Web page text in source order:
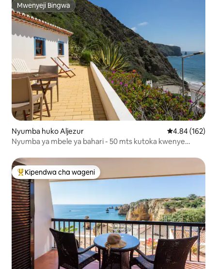
Mwenyeji Bingwa
Mwenyeji Bingwa
Nyumba huko Aljezur Ukadiriaji wa
4.84 (162)
Nyumba ya mbele ya bahari - 50 mts kutoka kwenye
Kipendwa maarufu cha wageni
Kipendwa cha wageni